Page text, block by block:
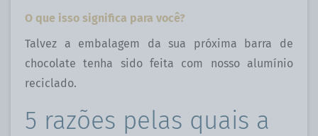
O que isso significa para você?
Talvez a embalagem da sua próxima barra de
chocolate tenha sido feita com nosso alumínio
reciclado.
5 razões pelas quais a